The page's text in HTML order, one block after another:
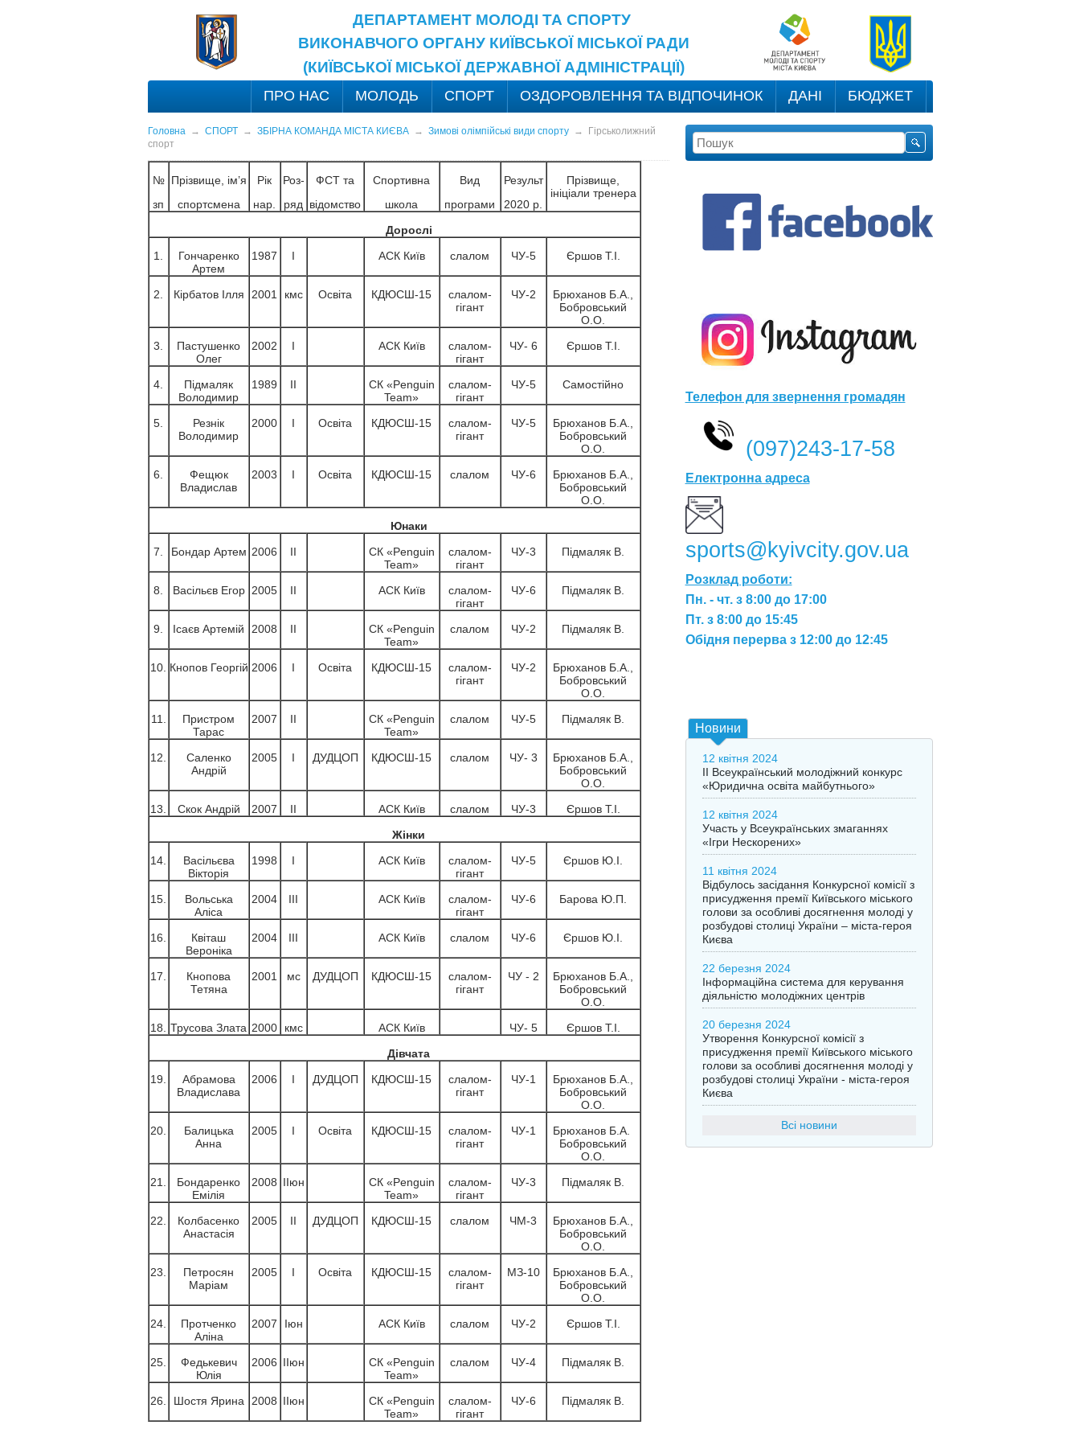
ДЕПАРТАМЕНТ МОЛОДІ ТА СПОРТУ
ВИКОНАВЧОГО ОРГАНУ КИЇВСЬКОЇ МІСЬКОЇ РАДИ
(КИЇВСЬКОЇ МІСЬКОЇ ДЕРЖАВНОЇ АДМІНІСТРАЦІЇ)
ПРО НАС МОЛОДЬ СПОРТ ОЗДОРОВЛЕННЯ ТА ВІДПОЧИНОК ДАНІ БЮДЖЕТ
Головна→ СПОРТ→ ЗБІРНА КОМАНДА МІСТА КИЄВА→ Зимові олімпійські види спорту→
Гірськолижний
спорт
№
зп
Прізвище, ім’я
спортсмена
Рік
нар.
Роз-
ряд
ФСТ та
відомство
Спортивна
школа
Вид
програми
Результ
2020 р.
Прізвище,
ініціали тренера
Дорослі
1.
Гончаренко
Артем
1987 І АСК Київ слалом ЧУ-5 Єршов Т.І.
2. Кірбатов Ілля 2001 кмс Освіта КДЮСШ-15
слалом-
гігант
ЧУ-2
Брюханов Б.А.,
Бобровський
О.О.
3.
Пастушенко
Олег
2002 І АСК Київ
слалом-
гігант
ЧУ- 6 Єршов Т.І.
4.
Підмаляк
Володимир
1989 ІІ
СК «Penguin
Team»
слалом-
гігант
ЧУ-5 Самостійно
5.
Резнік
Володимир
2000 І Освіта КДЮСШ-15
слалом-
гігант
ЧУ-5
Брюханов Б.А.,
Бобровський
О.О.
6.
Фещюк
Владислав
2003 І Освіта КДЮСШ-15 слалом ЧУ-6
Брюханов Б.А.,
Бобровський
О.О.
Юнаки
7.
Бондар Артем 2006 ІІ
СК «Penguin
Team»
слалом-
гігант
ЧУ-3 Підмаляк В.
8. Васільєв Егор 2005 ІІ АСК Київ
слалом-
гігант
ЧУ-6 Підмаляк В.
9. Ісаєв Артемій 2008 ІІ
СК «Penguin
Team»
слалом ЧУ-2 Підмаляк В.
10. Кнопов Георгій 2006 І Освіта КДЮСШ-15
слалом-
гігант
ЧУ-2
Брюханов Б.А.,
Бобровський
О.О.
11.
Пристром
Тарас
2007 ІІ
СК «Penguin
Team»
слалом ЧУ-5 Підмаляк В.
12.
Саленко
Андрій
2005 І ДУДЦОП КДЮСШ-15 слалом ЧУ- 3
Брюханов Б.А.,
Бобровський
О.О.
13.
Скок Андрій 2007 ІІ АСК Київ слалом ЧУ-3
Єршов Т.І.
Жінки
14.
Васільєва
Вікторія
1998 І АСК Київ
слалом-
гігант
ЧУ-5 Єршов Ю.І.
15.
Вольська
Аліса
2004 ІІІ АСК Київ
слалом-
гігант
ЧУ-6 Барова Ю.П.
16.
Квіташ
Вероніка
2004 ІІІ АСК Київ слалом ЧУ-6 Єршов Ю.І.
17.
Кнопова
Тетяна
2001 мс ДУДЦОП КДЮСШ-15
слалом-
гігант
ЧУ - 2
Брюханов Б.А.,
Бобровський
О.О.
18.
Трусова Злата 2000 кмс АСК Київ ЧУ- 5
Єршов Т.І.
Дівчата
19.
Абрамова
Владислава
2006 І ДУДЦОП КДЮСШ-15
слалом-
гігант
ЧУ-1
Брюханов Б.А.,
Бобровський
О.О.
20.
Балицька
Анна
2005 І Освіта КДЮСШ-15
слалом-
гігант
ЧУ-1
Брюханов Б.А.
Бобровський
О.О.
21.
Бондаренко
Емілія
2008 ІІюн
СК «Penguin
Team»
слалом-
гігант
ЧУ-3 Підмаляк В.
22.
Колбасенко
Анастасія
2005 ІІ ДУДЦОП КДЮСШ-15 слалом ЧМ-3
Брюханов Б.А.,
Бобровський
О.О.
23.
Петросян
Маріам
2005 І Освіта КДЮСШ-15
слалом-
гігант
МЗ-10
Брюханов Б.А.,
Бобровський
О.О.
24.
Протченко
Аліна
2007 Іюн АСК Київ слалом ЧУ-2 Єршов Т.І.
25.
Федькевич
Юлія
2006 ІІюн
СК «Penguin
Team»
слалом ЧУ-4 Підмаляк В.
26. Шостя Ярина 2008 ІІюн
СК «Penguin
Team»
слалом-
гігант
ЧУ-6 Підмаляк В.
Телефон для звернення громадян
(097)243-17-58
Електронна адреса
sports@kyivcity.gov.ua
Розклад роботи:
Пн. - чт. з 8:00 до 17:00
Пт. з 8:00 до 15:45
Обідня перерва з 12:00 до 12:45
Новини
12 квітня 2024
ІІ Всеукраїнський молодіжний конкурс
«Юридична освіта майбутнього»
12 квітня 2024
Участь у Всеукраїнських змаганнях
«Ігри Нескорених»
11 квітня 2024
Відбулось засідання Конкурсної комісії з
присудження премії Київського міського
голови за особливі досягнення молоді у
розбудові столиці України – міста-героя
Києва
22 березня 2024
Інформаційна система для керування
діяльністю молодіжних центрів
20 березня 2024
Утворення Конкурсної комісії з
присудження премії Київського міського
голови за особливі досягнення молоді у
розбудові столиці України - міста-героя
Києва
Всі новини